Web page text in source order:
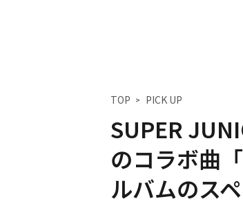
TOP PICK UP
SUPER
のコラボ曲
ルバムのス